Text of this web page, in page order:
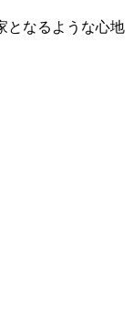
となるような心地